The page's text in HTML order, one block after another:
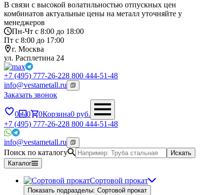
В связи с высокой волатильностью отпускных цен
комбинатов актуальные цены на металл уточняйте у
менеджеров
Пн-Чт с 8:00 до 18:00
Пт с 8:00 до 17:00
г. Москва
ул. Расплетина 24
+7 (495) 777-26-228 800 444-51-48
info@vestametall.ru
Заказать звонок
0 0 0Корзина0 руб.
+7 (495) 777-26-228 800 444-51-48
info@vestametall.ru
Поиск по каталогу
Искать
Каталог
Сортовой прокат
Показать подразделы: Сортовой прокат